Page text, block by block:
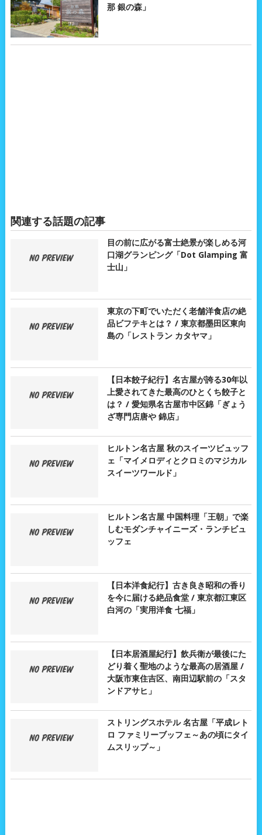
那 銀の森」
関連する話題の記事
目の前に広がる富士絶景が楽しめる河
口湖グランピング「Dot Glamping 富
士山」
東京の下町でいただく老舗洋食店の絶
品ビフテキとは？ / 東京都墨田区東向
島の「レストラン カタヤマ」
【日本餃子紀行】名古屋が誇る30年以
上愛されてきた最高のひとくち餃子と
は？ / 愛知県名古屋市中区錦「ぎょう
ざ専門店唐や 錦店」
ヒルトン名古屋 秋のスイーツビュッフ
ェ「マイメロディとクロミのマジカル
スイーツワールド」
ヒルトン名古屋 中国料理「王朝」で楽
しむモダンチャイニーズ・ランチビュ
ッフェ
【日本洋食紀行】古き良き昭和の香り
を今に届ける絶品食堂 / 東京都江東区
白河の「実用洋食 七福」
【日本居酒屋紀行】飲兵衛が最後にた
どり着く聖地のような最高の居酒屋 /
大阪市東住吉区、南田辺駅前の「スタ
ンドアサヒ」
ストリングスホテル 名古屋「平成レト
ロ ファミリーブッフェ～あの頃にタイ
ムスリップ～」